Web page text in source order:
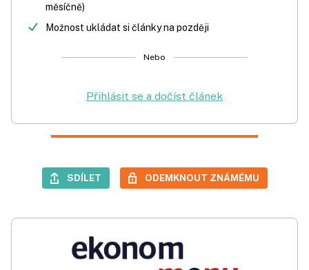
měsíčně)
Možnost ukládat si články na později
Nebo
Přihlásit se a dočíst článek
SDÍLET ODEMKNOUT ZNÁMÉMU